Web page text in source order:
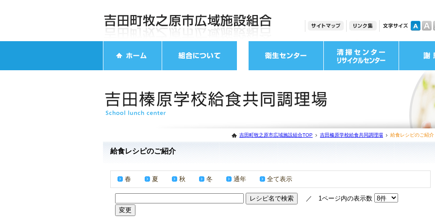
吉田町牧之原市広域施設組合TOP 吉田榛原学校給食共同調理場 給食レシピのご紹介
給食レシピのご紹介
春 夏 秋 冬 通年 全て表示
／ 1ページ内の表示数